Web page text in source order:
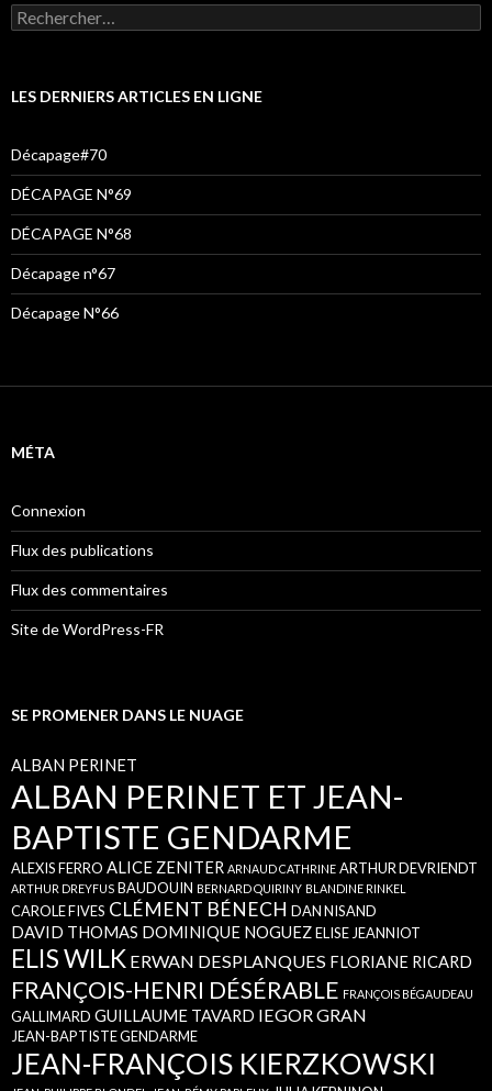
LES DERNIERS ARTICLES EN LIGNE
Décapage#70
DÉCAPAGE N°69
DÉCAPAGE N°68
Décapage n°67
Décapage N°66
MÉTA
Connexion
Flux des publications
Flux des commentaires
Site de WordPress-FR
SE PROMENER DANS LE NUAGE
ALBAN PERINET
ALBAN PERINET ET JEAN-
BAPTISTE GENDARME
ALEXIS FERRO ALICE ZENITER ARNAUD CATHRINE ARTHUR DEVRIENDT
ARTHUR DREYFUS BAUDOUIN BERNARD QUIRINY BLANDINE RINKEL
CAROLE FIVES CLÉMENT BÉNECH DAN NISAND
DAVID THOMAS DOMINIQUE NOGUEZELISE JEANNIOT
ELIS WILK ERWAN DESPLANQUES FLORIANE RICARD
FRANÇOIS-HENRI DÉSÉRABLE FRANÇOIS BÉGAUDEAU
GALLIMARD GUILLAUME TAVARD IEGOR GRAN
JEAN-BAPTISTE GENDARME
JEAN-FRANÇOIS KIERZKOWSKI